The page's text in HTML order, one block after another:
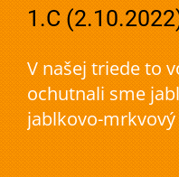
1.C
V našej triede to
ochutnali sme
jablkovo-